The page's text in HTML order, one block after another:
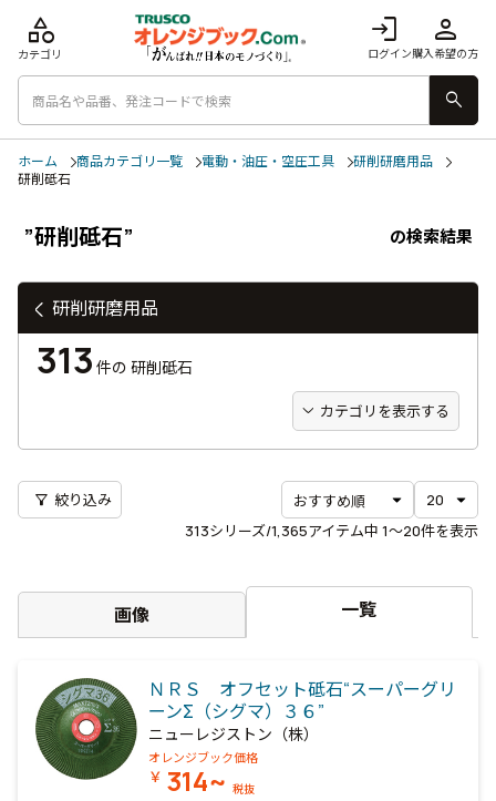
login
ログイン
person
購入希望の方
category
カテゴリ
search
ホーム 商品カテゴリ一覧 電動・油圧・空圧工具
研削研磨用品
研削砥石
”研削砥石” の検索結果
313シリーズ/1,365アイテム中 1〜20件を表示
filter_alt 絞り込み
画像 一覧
ＮＲＳ オフセット砥石“スーパーグリ
ーンΣ（シグマ）３６”
ニューレジストン（株）
オレンジブック価格
￥ 314~ 税抜
研削研磨用品
313 件の 研削砥石
カテゴリを表示する